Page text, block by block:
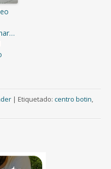
| Etiquetado: centro botin,